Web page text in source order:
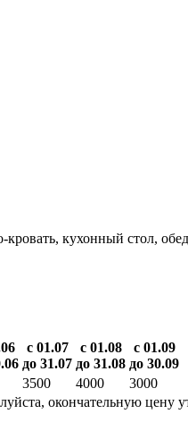
кровать, кухонный стол,
с 01.07
до 31.07
с 01.08
до 31.08
с 01.09
до 30.09
3500 4000
3000
окончательную цену